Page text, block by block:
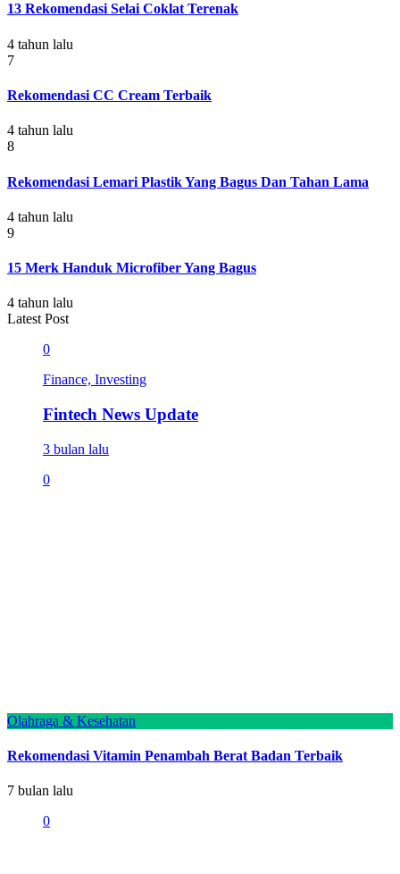
13 Rekomendasi Selai Coklat Terenak
4 tahun lalu
7
Rekomendasi CC Cream Terbaik
4 tahun lalu
8
Rekomendasi Lemari Plastik Yang Bagus Dan Tahan Lama
4 tahun lalu
9
15 Merk Handuk Microfiber Yang Bagus
4 tahun lalu
Latest Post
0
Finance, Investing
Fintech News Update
3 bulan lalu
0
Olahraga & Kesehatan
Rekomendasi Vitamin Penambah Berat Badan Terbaik
7 bulan lalu
0